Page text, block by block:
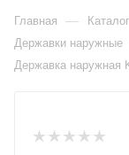
Главная — Каталог
Державки наружные
Державка наружная